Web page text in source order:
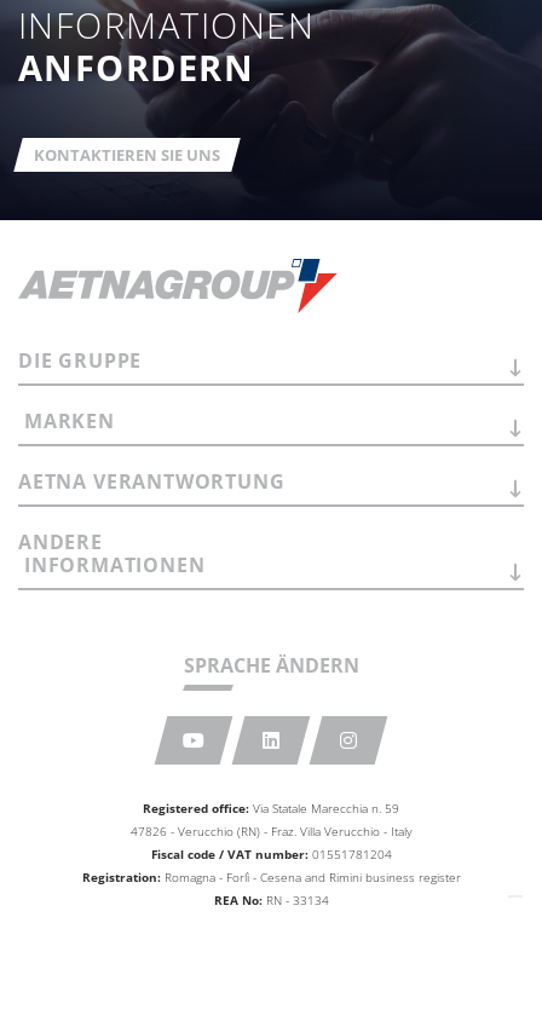
INFORMATIONEN
ANFORDERN
KONTAKTIEREN SIE UNS
Registered office: Via Statale Marecchia n. 59
47826 - Verucchio (RN) - Fraz. Villa Verucchio - Italy
Fiscal code / VAT number: 01551781204
Registration: Romagna - Forlì - Cesena and Rimini business register
REA No: RN - 33134
SPRACHE ÄNDERN
DIE GRUPPE
MARKEN
AETNA VERANTWORTUNG
ANDERE
INFORMATIONEN